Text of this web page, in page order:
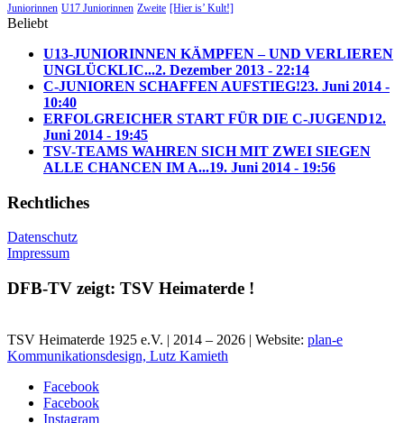
Juniorinnen U17 Juniorinnen Zweite [Hier is’ Kult!]
Beliebt
U13-JUNIORINNEN KÄMPFEN – UND VERLIEREN
UNGLÜCKLIC...2. Dezember 2013 - 22:14
C-JUNIOREN SCHAFFEN AUFSTIEG!23. Juni 2014 -
10:40
ERFOLGREICHER START FÜR DIE C-JUGEND12.
Juni 2014 - 19:45
TSV-TEAMS WAHREN SICH MIT ZWEI SIEGEN
ALLE CHANCEN IM A...19. Juni 2014 - 19:56
Rechtliches
Datenschutz
Impressum
DFB-TV zeigt: TSV Heimaterde !
TSV Heimaterde 1925 e.V. | 2014 – 2026 | Website: plan-e
Kommunikationsdesign, Lutz Kamieth
Facebook
Facebook
Instagram